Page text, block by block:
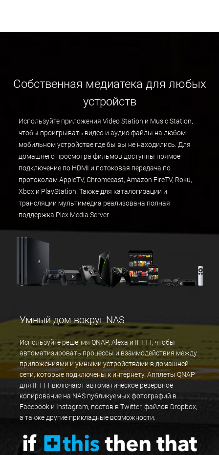
Собственная медиатека для любых
устройств
Используйте приложения Video Station и Music Station,
чтобы проигрывать видео и аудио файлы на любом
мобильном устройстве где бы вы не находились. Для
домашнего просмотра фильмов доступны прямое
подключение по HDMI и потоковая передача по
протоколам AppleTV, Chromecast, Amazon FireTV, Roku,
Xbox и PlayStation. Также для каталогизации и
трансляции мультимедиа реализована полная
поддержка Plex Media Server.
Умный дом вокруг NAS
Используйте решения QNAP, Alexa и IFTTT, чтобы
автоматизировать процессы и взаимодействия между
приложениями и умными устройствами в домашней
сети, которые подключены к интернету. Апплеты QNAP
для IFTTT включают автоматическое резервное
копирование на NAS публикуемых фотографий в
Facebook и Instagram, постов в Twitter, файлов Dropbox,
а также другие прикладные возможности.